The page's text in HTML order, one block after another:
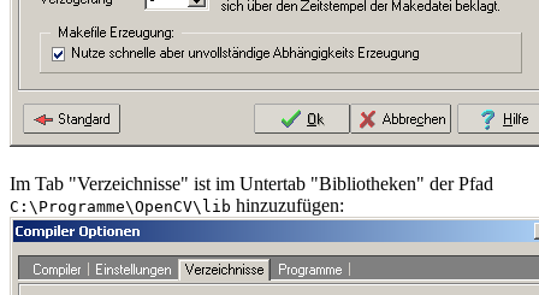
Im Tab "Verzeichnisse" ist im Untertab "Bibliotheken" der Pfad
C:\Programme\OpenCV\lib hinzuzufügen: